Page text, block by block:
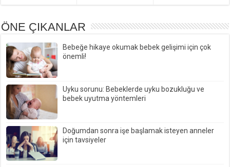
ÖNE ÇIKANLAR
Bebeğe hikaye okumak bebek gelişimi için çok
önemli!
Uyku sorunu: Bebeklerde uyku bozukluğu ve
bebek uyutma yöntemleri
Doğumdan sonra işe başlamak isteyen anneler
için tavsiyeler